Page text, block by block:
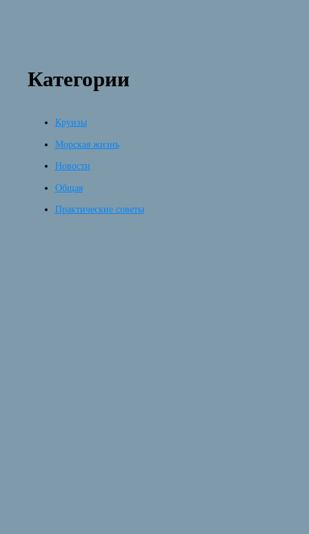
Категории
Круизы
Морская жизнь
Новости
Общая
Практические советы